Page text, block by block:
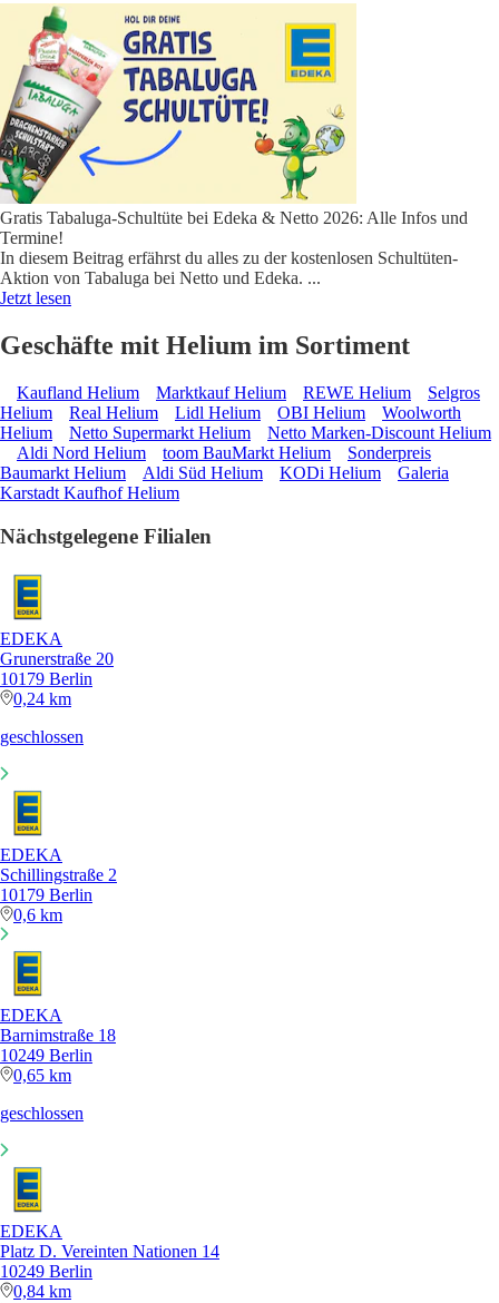
Gratis Tabaluga-Schultüte bei Edeka & Netto 2026: Alle Infos und
Termine!
In diesem Beitrag erfährst du alles zu der kostenlosen Schultüten-
Aktion von Tabaluga bei Netto und Edeka. ...
Jetzt lesen
Geschäfte mit Helium im Sortiment
Kaufland Helium Marktkauf Helium REWE Helium
Selgros
Helium
Real Helium Lidl Helium OBI Helium
Woolworth
Helium
Netto Supermarkt Helium
Netto Marken-Discount Helium
Aldi Nord Helium
toom BauMarkt Helium
Sonderpreis
Baumarkt Helium
Aldi Süd Helium KODi Helium
Galeria
Karstadt Kaufhof Helium
Nächstgelegene Filialen
EDEKA
Grunerstraße 20
10179 Berlin
0,24 km
geschlossen
EDEKA
Schillingstraße 2
10179 Berlin
0,6 km
EDEKA
Barnimstraße 18
10249 Berlin
0,65 km
geschlossen
EDEKA
Platz D. Vereinten Nationen 14
10249 Berlin
0,84 km